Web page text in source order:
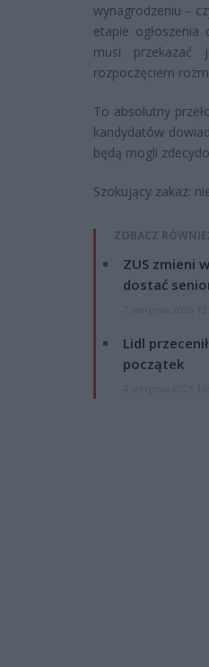
wynagrodzeniu –
etapie ogłoszenia
musi przekazać
rozpoczęciem
To absolutny
kandydatów
będą mogli
Szokujący zakaz:
ZOBACZ
ZUS zmieni
dostać
Lidl
początek